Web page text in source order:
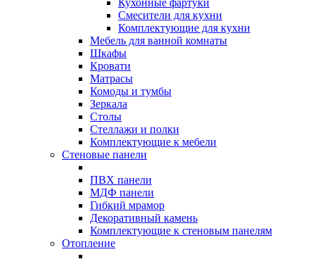
Кухонные фартуки
Смесители для кухни
Комплектующие для кухни
Мебель для ванной комнаты
Шкафы
Кровати
Матрасы
Комоды и тумбы
Зеркала
Столы
Стеллажи и полки
Комплектующие к мебели
Стеновые панели
ПВХ панели
МДФ панели
Гибкий мрамор
Декоративный камень
Комплектующие к стеновым панелям
Отопление